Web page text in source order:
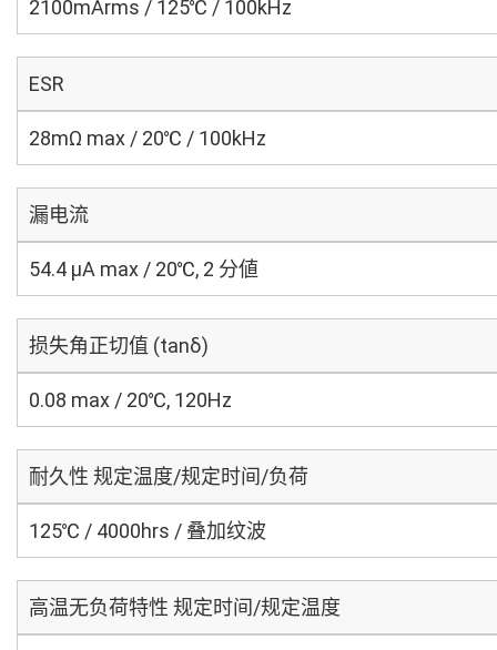
2100mArms / 125℃ / 100kHz
ESR
28mΩ max / 20℃ / 100kHz
漏电流
54.4 μA max / 20℃, 2 分値
损失角正切值 (tanδ)
0.08 max / 20℃, 120Hz
耐久性 规定温度/规定时间/负荷
125℃ / 4000hrs / 叠加纹波
高温无负荷特性 规定时间/规定温度